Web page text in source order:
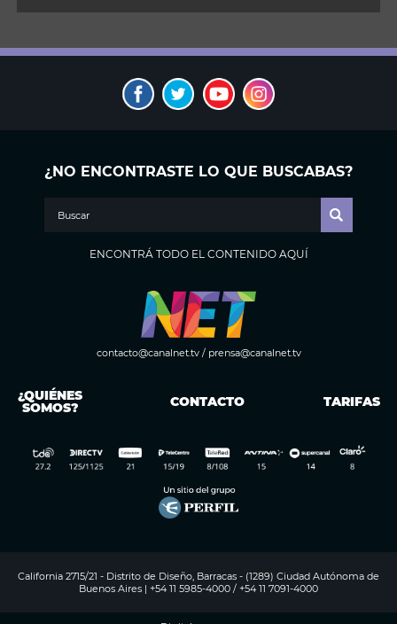
¿NO ENCONTRASTE LO QUE BUSCABAS?
ENCONTRÁ TODO EL CONTENIDO AQUÍ
contacto@canalnet.tv/ prensa@canalnet.tv
¿QUIÉNES
SOMOS? CONTACTO TARIFAS
California 2715/21 - Distrito de Diseño, Barracas - (1289) Ciudad Autónoma de
Buenos Aires | +54 11 5985-4000 / +54 11 7091-4000